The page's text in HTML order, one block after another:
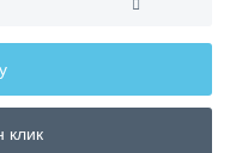
клик